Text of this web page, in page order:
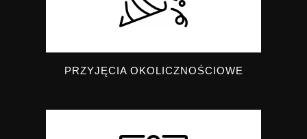
PRZYJĘCIA OKOLICZNOŚCIOWE